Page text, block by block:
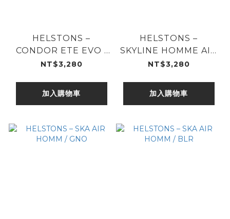
HELSTONS –
CONDOR ETE EVO /
G
NT$3,280
加入購物車
HELSTONS –
SKYLINE HOMME AIR
/ BNBR
NT$3,280
加入購物車